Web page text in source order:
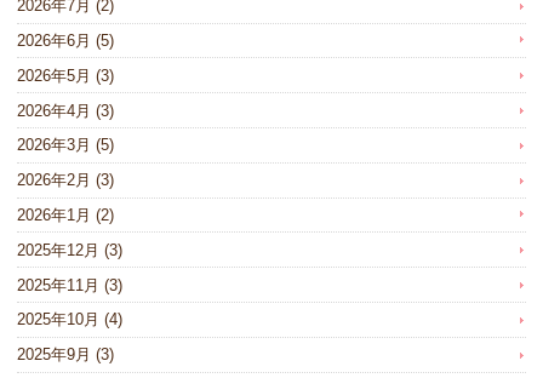
2026年7月 (2)
2026年6月 (5)
2026年5月 (3)
2026年4月 (3)
2026年3月 (5)
2026年2月 (3)
2026年1月 (2)
2025年12月 (3)
2025年11月 (3)
2025年10月 (4)
2025年9月 (3)